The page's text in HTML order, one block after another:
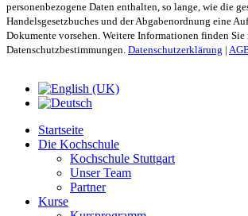
personenbezogene Daten enthalten, so lange, wie die
Handelsgesetzbuches und der Abgabenordnung eine
Dokumente vorsehen. Weitere Informationen finden Sie
Datenschutzbestimmungen. Datenschutzerklärung |
Startseite
Die Kochschule
Kochschule Stuttgart
Unser Team
Partner
Kurse